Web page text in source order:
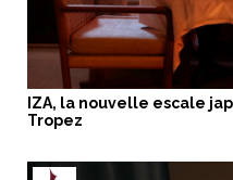
IZA, la nouvelle escale
Tropez